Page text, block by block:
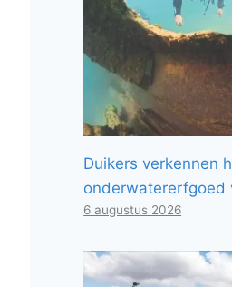
Duikers verkennen
onderwatererfgoed
6 augustus 2026